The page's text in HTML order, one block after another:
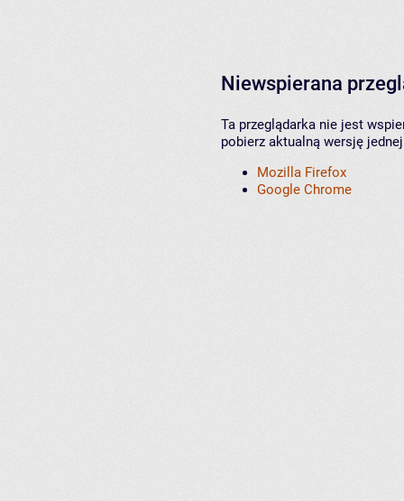
Niewspierana
Ta przeglądarka nie jest
pobierz aktualną wersję
Mozilla Firefox
Google Chrome